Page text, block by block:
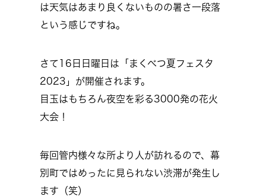
は天気はあまり良くないものの暑さ一段落
という感じですね。
さて16日日曜日は「まくべつ夏フェスタ
2023」が開催されます。
目玉はもちろん夜空を彩る3000発の花火
大会！
毎回管内様々な所より人が訪れるので、幕
別町ではめったに見られない渋滞が発生し
ます（笑）